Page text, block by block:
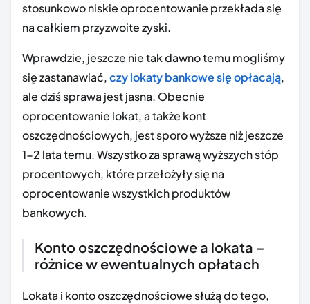
stosunkowo niskie oprocentowanie przekłada się
na całkiem przyzwoite zyski.
Wprawdzie, jeszcze nie tak dawno temu mogliśmy
się zastanawiać,czy lokaty bankowe się opłacają,
ale dziś sprawa jest jasna. Obecnie
oprocentowanie lokat, a także kont
oszczędnościowych, jest sporo wyższe niż jeszcze
1-2 lata temu. Wszystko za sprawą wyższych stóp
procentowych, które przełożyły się na
oprocentowanie wszystkich produktów
bankowych.
Konto oszczędnościowe a lokata –
różnice w ewentualnych opłatach
Lokata i konto oszczędnościowe służą do tego,